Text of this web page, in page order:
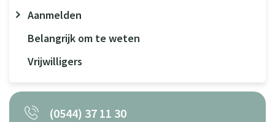
Aanmelden
Belangrijk om te weten
Vrijwilligers
(0544) 37 11 30